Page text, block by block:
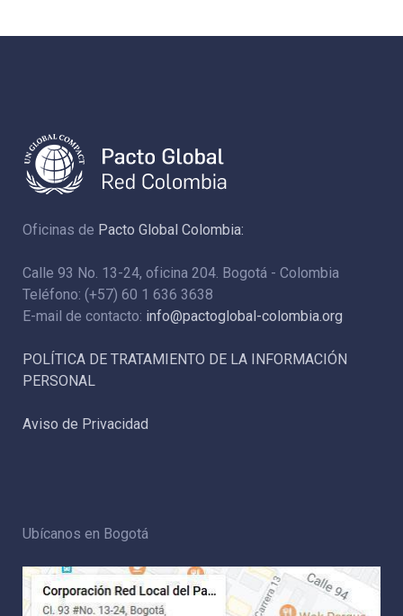
Oficinas de Pacto Global Colombia:
Calle 93 No. 13-24, oficina 204. Bogotá - Colombia
Teléfono: (+57) 60 1 636 3638
E-mail de contacto: info@pactoglobal-colombia.org
POLÍTICA DE TRATAMIENTO DE LA INFORMACIÓN
PERSONAL
Aviso de Privacidad
Ubícanos en Bogotá